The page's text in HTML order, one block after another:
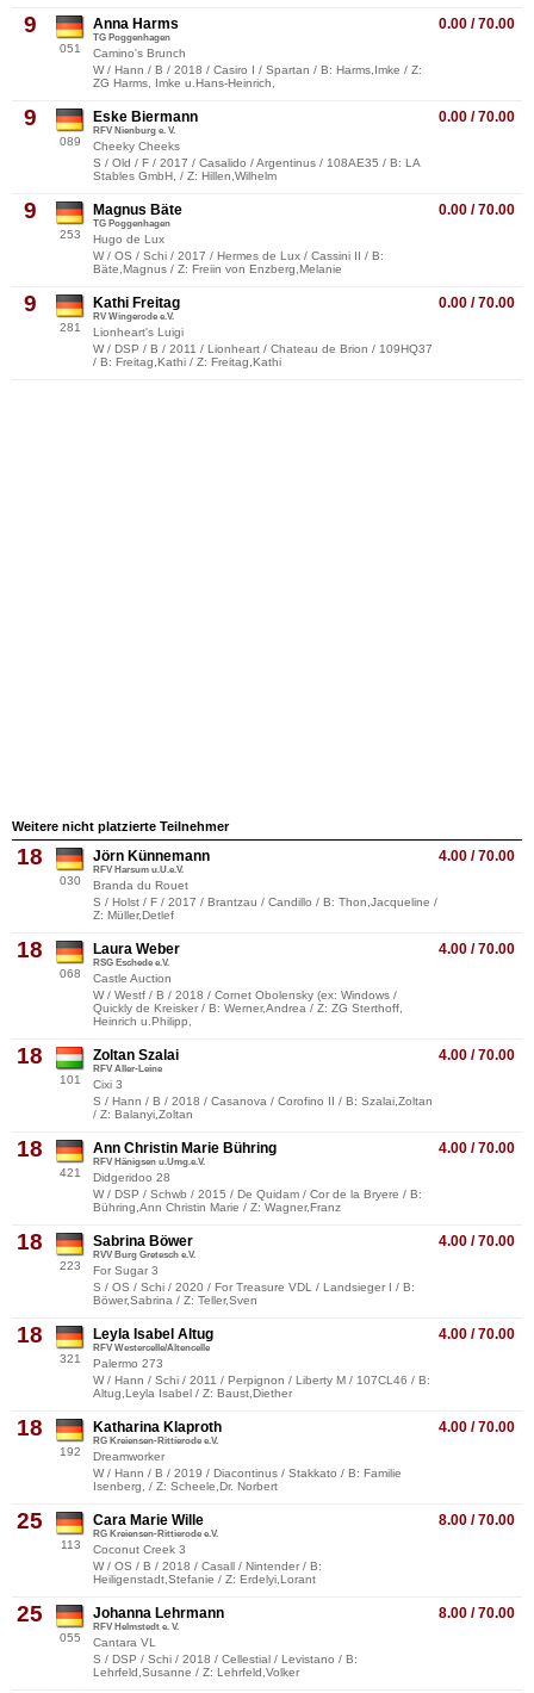
9
051
0.00 / 70.00
Anna Harms
TG Poggenhagen
Camino's Brunch
W / Hann / B / 2018 / Casiro I / Spartan / B: Harms,Imke / Z:
ZG Harms, Imke u.Hans-Heinrich,
9
089
0.00 / 70.00
Eske Biermann
RFV Nienburg e. V.
Cheeky Cheeks
S / Old / F / 2017 / Casalido / Argentinus / 108AE35 / B: LA
Stables GmbH, / Z: Hillen,Wilhelm
9
253
0.00 / 70.00
Magnus Bäte
TG Poggenhagen
Hugo de Lux
W / OS / Schi / 2017 / Hermes de Lux / Cassini II / B:
Bäte,Magnus / Z: Freiin von Enzberg,Melanie
9
281
0.00 / 70.00
Kathi Freitag
RV Wingerode e.V.
Lionheart's Luigi
W / DSP / B / 2011 / Lionheart / Chateau de Brion / 109HQ37
/ B: Freitag,Kathi / Z: Freitag,Kathi
Weitere nicht platzierte Teilnehmer
18
030
4.00 / 70.00
Jörn Künnemann
RFV Harsum u.U.e.V.
Branda du Rouet
S / Holst / F / 2017 / Brantzau / Candillo / B: Thon,Jacqueline /
Z: Müller,Detlef
18
068
4.00 / 70.00
Laura Weber
RSG Eschede e.V.
Castle Auction
W / Westf / B / 2018 / Cornet Obolensky (ex: Windows /
Quickly de Kreisker / B: Werner,Andrea / Z: ZG Sterthoff,
Heinrich u.Philipp,
18
101
4.00 / 70.00
Zoltan Szalai
RFV Aller-Leine
Cixi 3
S / Hann / B / 2018 / Casanova / Corofino II / B: Szalai,Zoltan
/ Z: Balanyi,Zoltan
18
421
4.00 / 70.00
Ann Christin Marie Bühring
RFV Hänigsen u.Umg.e.V.
Didgeridoo 28
W / DSP / Schwb / 2015 / De Quidam / Cor de la Bryere / B:
Bühring,Ann Christin Marie / Z: Wagner,Franz
18
223
4.00 / 70.00
Sabrina Böwer
RVV Burg Gretesch e.V.
For Sugar 3
S / OS / Schi / 2020 / For Treasure VDL / Landsieger I / B:
Böwer,Sabrina / Z: Teller,Sven
18
321
4.00 / 70.00
Leyla Isabel Altug
RFV Westercelle/Altencelle
Palermo 273
W / Hann / Schi / 2011 / Perpignon / Liberty M / 107CL46 / B:
Altug,Leyla Isabel / Z: Baust,Diether
18
192
4.00 / 70.00
Katharina Klaproth
RG Kreiensen-Rittierode e.V.
Dreamworker
W / Hann / B / 2019 / Diacontinus / Stakkato / B: Familie
Isenberg, / Z: Scheele,Dr. Norbert
25
113
8.00 / 70.00
Cara Marie Wille
RG Kreiensen-Rittierode e.V.
Coconut Creek 3
W / OS / B / 2018 / Casall / Nintender / B:
Heiligenstadt,Stefanie / Z: Erdelyi,Lorant
25
055
8.00 / 70.00
Johanna Lehrmann
RFV Helmstedt e. V.
Cantara VL
S / DSP / Schi / 2018 / Cellestial / Levistano / B:
Lehrfeld,Susanne / Z: Lehrfeld,Volker